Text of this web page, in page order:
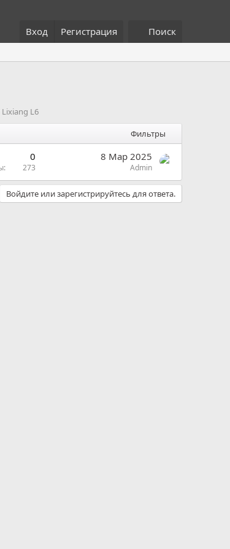
Вход Регистрация Поиск
L6
Фильтры
0
273
8 Мар 2025
Admin
Войдите или зарегистрируйтесь для ответа.